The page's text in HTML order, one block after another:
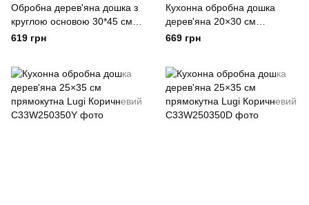
Обробна дерев'яна дошка з
круглою основою 30*45 см
ясен Lugi
619 грн
Кухонна обробна дошка
дерев'яна 20×30 см
прямокутна Lugi Коричневий
669 грн